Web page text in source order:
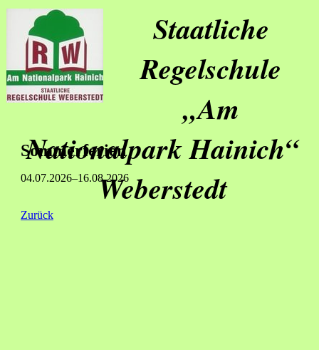
Staatliche
Regelschule
„Am
Nationalpark Hainich“
Weberstedt
Sommerferien
04.07.2026–16.08.2026
Zurück